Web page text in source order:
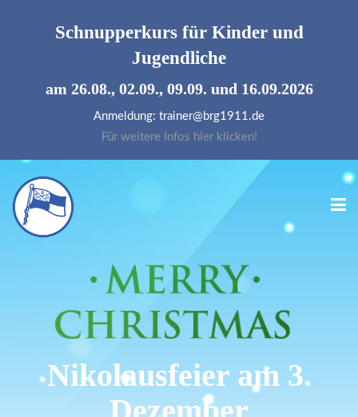
Nikolausfeier am 3.
Schnupperkurs für Kinder und
Jugendliche
am 26.08., 02.09., 09.09. und 16.09.2026
Anmeldung: trainer@brg1911.de
Für weitere Infos hier klicken!